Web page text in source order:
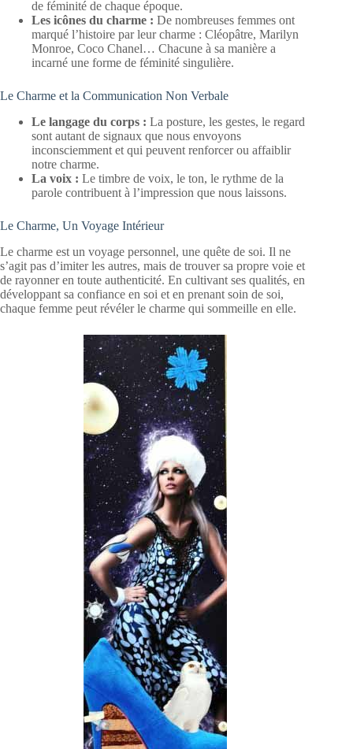
de féminité de chaque époque.
Les icônes du charme : De nombreuses femmes ont
marqué l’histoire par leur charme : Cléopâtre, Marilyn
Monroe, Coco Chanel… Chacune à sa manière a
incarné une forme de féminité singulière.
Le Charme et la Communication Non Verbale
Le langage du corps : La posture, les gestes, le regard
sont autant de signaux que nous envoyons
inconsciemment et qui peuvent renforcer ou affaiblir
notre charme.
La voix : Le timbre de voix, le ton, le rythme de la
parole contribuent à l’impression que nous laissons.
Le Charme, Un Voyage Intérieur
Le charme est un voyage personnel, une quête de soi. Il ne
s’agit pas d’imiter les autres, mais de trouver sa propre voie et
de rayonner en toute authenticité. En cultivant ses qualités, en
développant sa confiance en soi et en prenant soin de soi,
chaque femme peut révéler le charme qui sommeille en elle.